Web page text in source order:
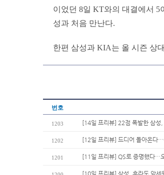
이었던 8일 KT와의 대결에서 5
성과 처음 만난다.
한편 삼성과 KIA는 올 시즌 상
번호
1203 [14일 프리뷰] 22점 폭발한 삼
1202 [12일 프리뷰] 드디어 돌아온다
1201 [11일 프리뷰] QS로 증명했다…
[10일 프리뷰] 삼성, 후라도 앞